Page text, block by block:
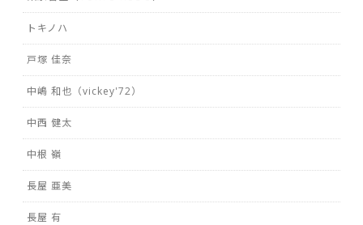
トキノハ
戸塚 佳奈
中嶋 和也（vickey'72）
中西 健太
中根 嶺
長屋 亜美
長屋 有